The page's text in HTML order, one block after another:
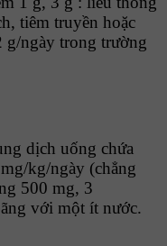
tiêm truyền hoặc
g/ngày trong trường
dịch uống chứa
kg/ngày (chẳng
500 mg, 3
với một ít nước.